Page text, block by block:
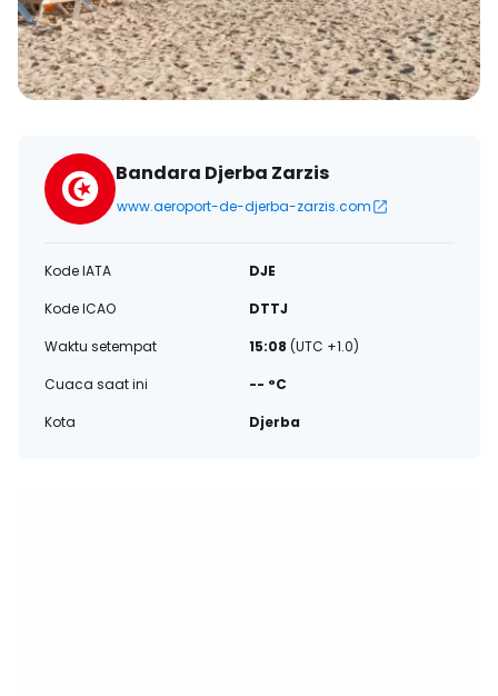
Bandara Djerba Zarzis
www.aeroport-de-djerba-zarzis.com
Kode IATA
DJE
Kode ICAO
DTTJ
Waktu setempat
15:08 (UTC +1.0)
Cuaca saat ini
-- °C
Kota
Djerba